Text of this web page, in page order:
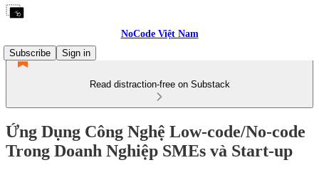
NoCode Việt Nam
Subscribe
Sign in
Read distraction-free on Substack
Ứng Dụng Công Nghệ Low-code/No-code
Trong Doanh Nghiệp SMEs và Start-up